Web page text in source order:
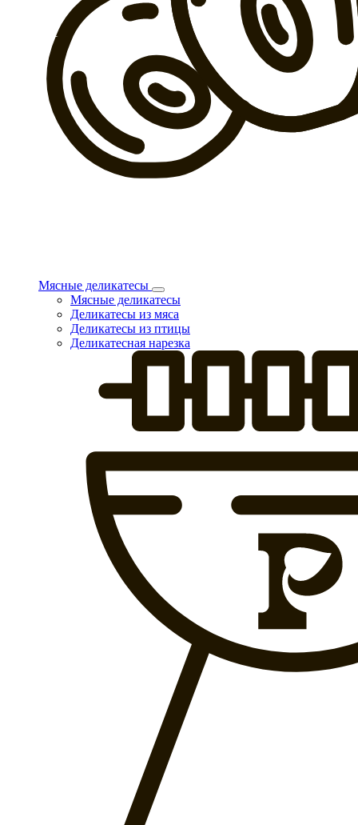
Мясные деликатесы
Мясные деликатесы
Деликатесы из мяса
Деликатесы из птицы
Деликатесная нарезка